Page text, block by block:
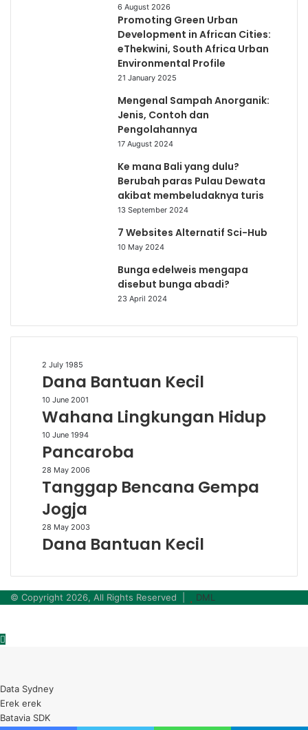
6 August 2026
Promoting Green Urban
Development in African Cities:
eThekwini, South Africa Urban
Environmental Profile
21 January 2025
Mengenal Sampah Anorganik:
Jenis, Contoh dan
Pengolahannya
17 August 2024
Ke mana Bali yang dulu?
Berubah paras Pulau Dewata
akibat membeludaknya turis
13 September 2024
7 Websites Alternatif Sci-Hub
10 May 2024
Bunga edelweis mengapa
disebut bunga abadi?
23 April 2024
Dana
Bantuan
2 July 1985
Dana Bantuan Kecil
Wahana
Lingkungan
10 June 2001
Wahana Lingkungan Hidup
Pancaroba
10 June 1994
Pancaroba
Tanggap
Bencana
Jogja
28 May 2006
Tanggap Bencana Gempa
Jogja
Dana
Bantuan
28 May 2003
Dana Bantuan Kecil
© Copyright 2026, All Rights Reserved | DML
Data Sydney
Erek erek
Batavia SDK